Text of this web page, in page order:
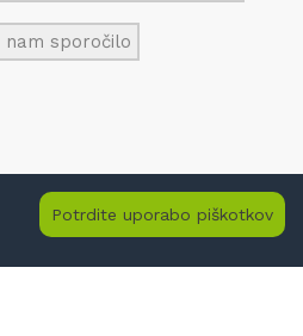
Potrdite uporabo piškotkov